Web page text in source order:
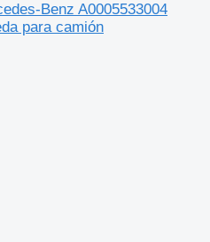
Benz A0005533004
para camión